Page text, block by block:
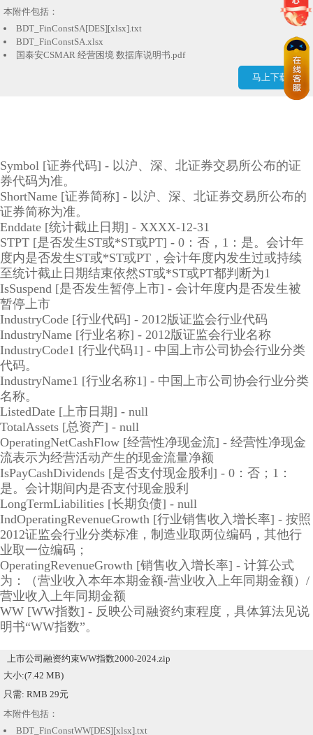
马上下载
本附件包括：
BDT_FinConstSA[DES][xlsx].txt
BDT_FinConstSA.xlsx
国泰安CSMAR 经营困境 数据库说明书.pdf
Symbol [证券代码] - 以沪、深、北证券交易所公布的证
券代码为准。
ShortName [证券简称] - 以沪、深、北证券交易所公布的
证券简称为准。
Enddate [统计截止日期] - XXXX-12-31
STPT [是否发生ST或*ST或PT] - 0：否，1：是。会计年
度内是否发生ST或*ST或PT，会计年度内发生过或持续
至统计截止日期结束依然ST或*ST或PT都判断为1
IsSuspend [是否发生暂停上市] - 会计年度内是否发生被
暂停上市
IndustryCode [行业代码] - 2012版证监会行业代码
IndustryName [行业名称] - 2012版证监会行业名称
IndustryCode1 [行业代码1] - 中国上市公司协会行业分类
代码。
IndustryName1 [行业名称1] - 中国上市公司协会行业分类
名称。
ListedDate [上市日期] - null
TotalAssets [总资产] - null
OperatingNetCashFlow [经营性净现金流] - 经营性净现金
流表示为经营活动产生的现金流量净额
IsPayCashDividends [是否支付现金股利] - 0：否；1：
是。会计期间内是否支付现金股利
LongTermLiabilities [长期负债] - null
IndOperatingRevenueGrowth [行业销售收入增长率] - 按照
2012证监会行业分类标准，制造业取两位编码，其他行
业取一位编码；
OperatingRevenueGrowth [销售收入增长率] - 计算公式
为：（营业收入本年本期金额-营业收入上年同期金额）/
营业收入上年同期金额
WW [WW指数] - 反映公司融资约束程度，具体算法见说
明书“WW指数”。
上市公司融资约束WW指数2000-2024.zip
大小:(7.42 MB)
只需: RMB 29元
本附件包括：
BDT_FinConstWW[DES][xlsx].txt